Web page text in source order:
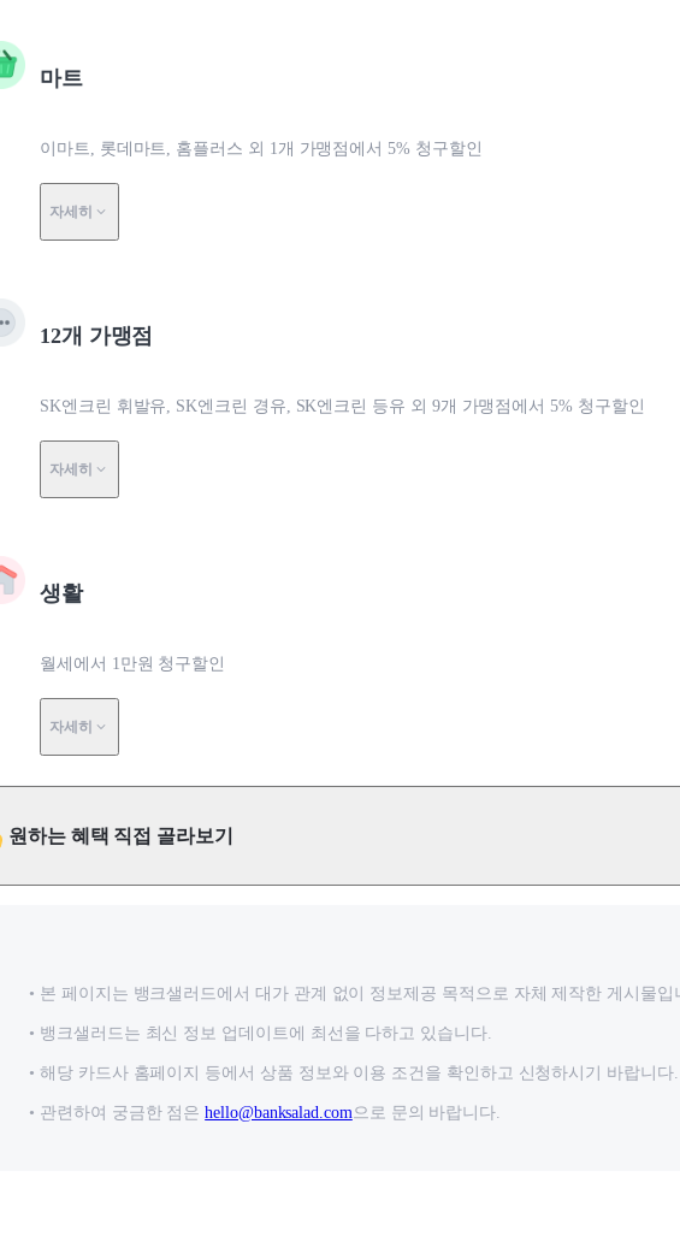
마트
이마트, 롯데마트, 홈플러스 외 1개 가맹점에서 5% 청구할인
자세히
12개 가맹점
SK엔크린 휘발유, SK엔크린 경유, SK엔크린 등유 외 9개 가맹점에서 5% 청구할인
자세히
생활
월세에서 1만원 청구할인
자세히
원하는 혜택 직접 골라보기
본 페이지는 뱅크샐러드에서 대가 관계 없이 정보제공 목적으로 자체 제작한 게시물입
뱅크샐러드는 최신 정보 업데이트에 최선을 다하고 있습니다.
해당 카드사 홈페이지 등에서 상품 정보와 이용 조건을 확인하고 신청하시기 바랍니다.
관련하여 궁금한 점은 hello@banksalad.com으로 문의 바랍니다.